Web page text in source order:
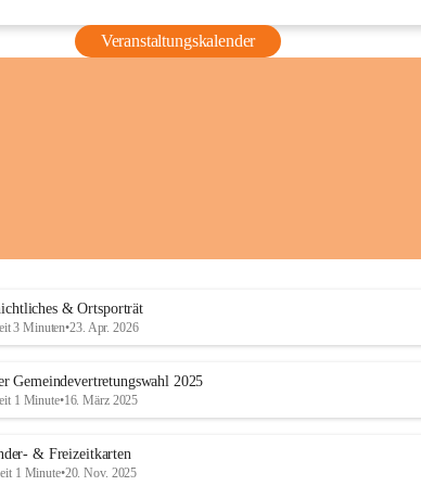
Veranstaltungskalender
& Ortsporträt
3 Minuten•23. Apr. 2026
Gemeindevertretungswahl 2025
1 Minute•16. März 2025
& Freizeitkarten
1 Minute•20. Nov. 2025